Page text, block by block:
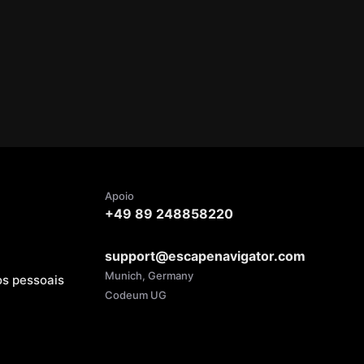
pessoais
Apoio
+49 89 248858220
support@escapenavigator.com
Munich, Germany
Codeum UG